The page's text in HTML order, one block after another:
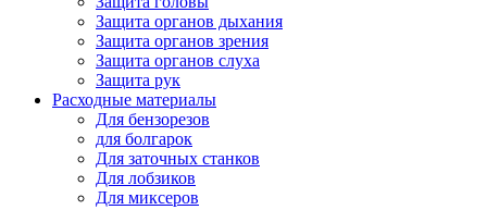
Защита органов дыхания
Защита органов зрения
Защита органов слуха
Защита рук
Расходные материалы
Для бензорезов
для болгарок
Для заточных станков
Для лобзиков
Для миксеров